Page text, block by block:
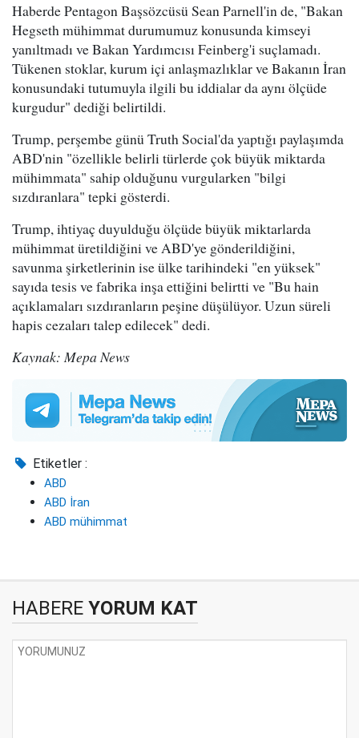
Haberde Pentagon Başsözcüsü Sean Parnell'in de, "Bakan
Hegseth mühimmat durumumuz konusunda kimseyi
yanıltmadı ve Bakan Yardımcısı Feinberg'i suçlamadı.
Tükenen stoklar, kurum içi anlaşmazlıklar ve Bakanın İran
konusundaki tutumuyla ilgili bu iddialar da aynı ölçüde
kurgudur" dediği belirtildi.
Trump, perşembe günü Truth Social'da yaptığı paylaşımda
ABD'nin "özellikle belirli türlerde çok büyük miktarda
mühimmata" sahip olduğunu vurgularken "bilgi
sızdıranlara" tepki gösterdi.
Trump, ihtiyaç duyulduğu ölçüde büyük miktarlarda
mühimmat üretildiğini ve ABD'ye gönderildiğini,
savunma şirketlerinin ise ülke tarihindeki "en yüksek"
sayıda tesis ve fabrika inşa ettiğini belirtti ve "Bu hain
açıklamaları sızdıranların peşine düşülüyor. Uzun süreli
hapis cezaları talep edilecek" dedi.
Kaynak: Mepa News
Etiketler :
ABD
ABD İran
ABD mühimmat
HABERE YORUM KAT